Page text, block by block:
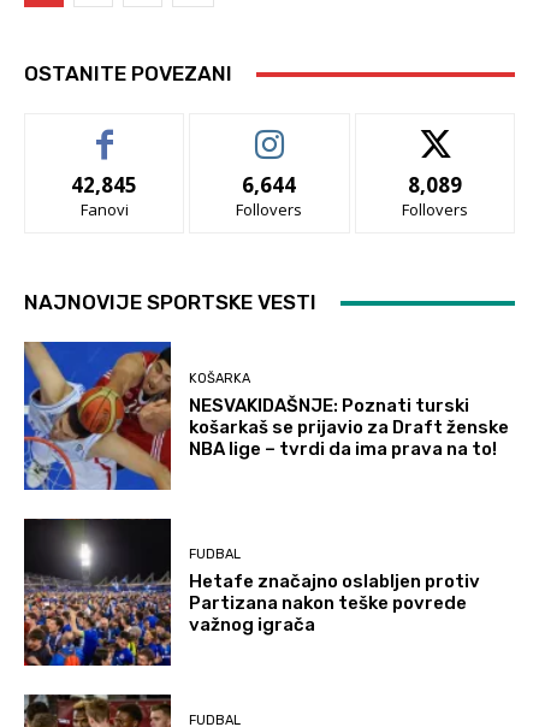
OSTANITE POVEZANI
42,845
Fanovi
6,644
Follovers
8,089
Follovers
NAJNOVIJE SPORTSKE VESTI
KOŠARKA
NESVAKIDAŠNJE: Poznati turski
košarkaš se prijavio za Draft ženske
NBA lige – tvrdi da ima prava na to!
FUDBAL
Hetafe značajno oslabljen protiv
Partizana nakon teške povrede
važnog igrača
FUDBAL